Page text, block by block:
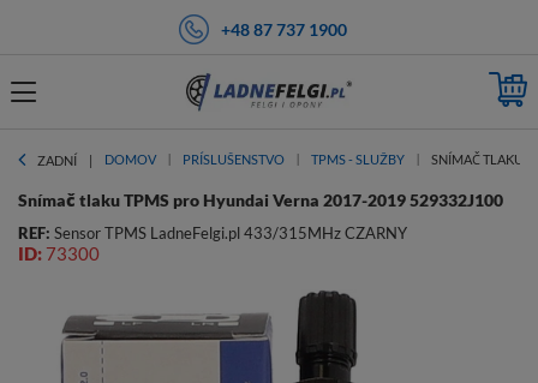
+48 87 737 1900
ZADNÍ DOMOV PRÍSLUŠENSTVO TPMS - SLUŽBY SNÍMAČ TLAKU
Snímač tlaku TPMS pro Hyundai Verna 2017-2019 529332J100
REF: Sensor TPMS LadneFelgi.pl 433/315MHz CZARNY
ID: 73300